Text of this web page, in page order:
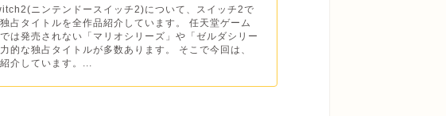
ニンテンドースイッチ2)について、スイッチ2で
占タイトルを全作品紹介しています。 任天堂ゲーム
は発売されない「マリオシリーズ」や「ゼルダシリー
的な独占タイトルが多数あります。 そこで今回は、
介しています。...